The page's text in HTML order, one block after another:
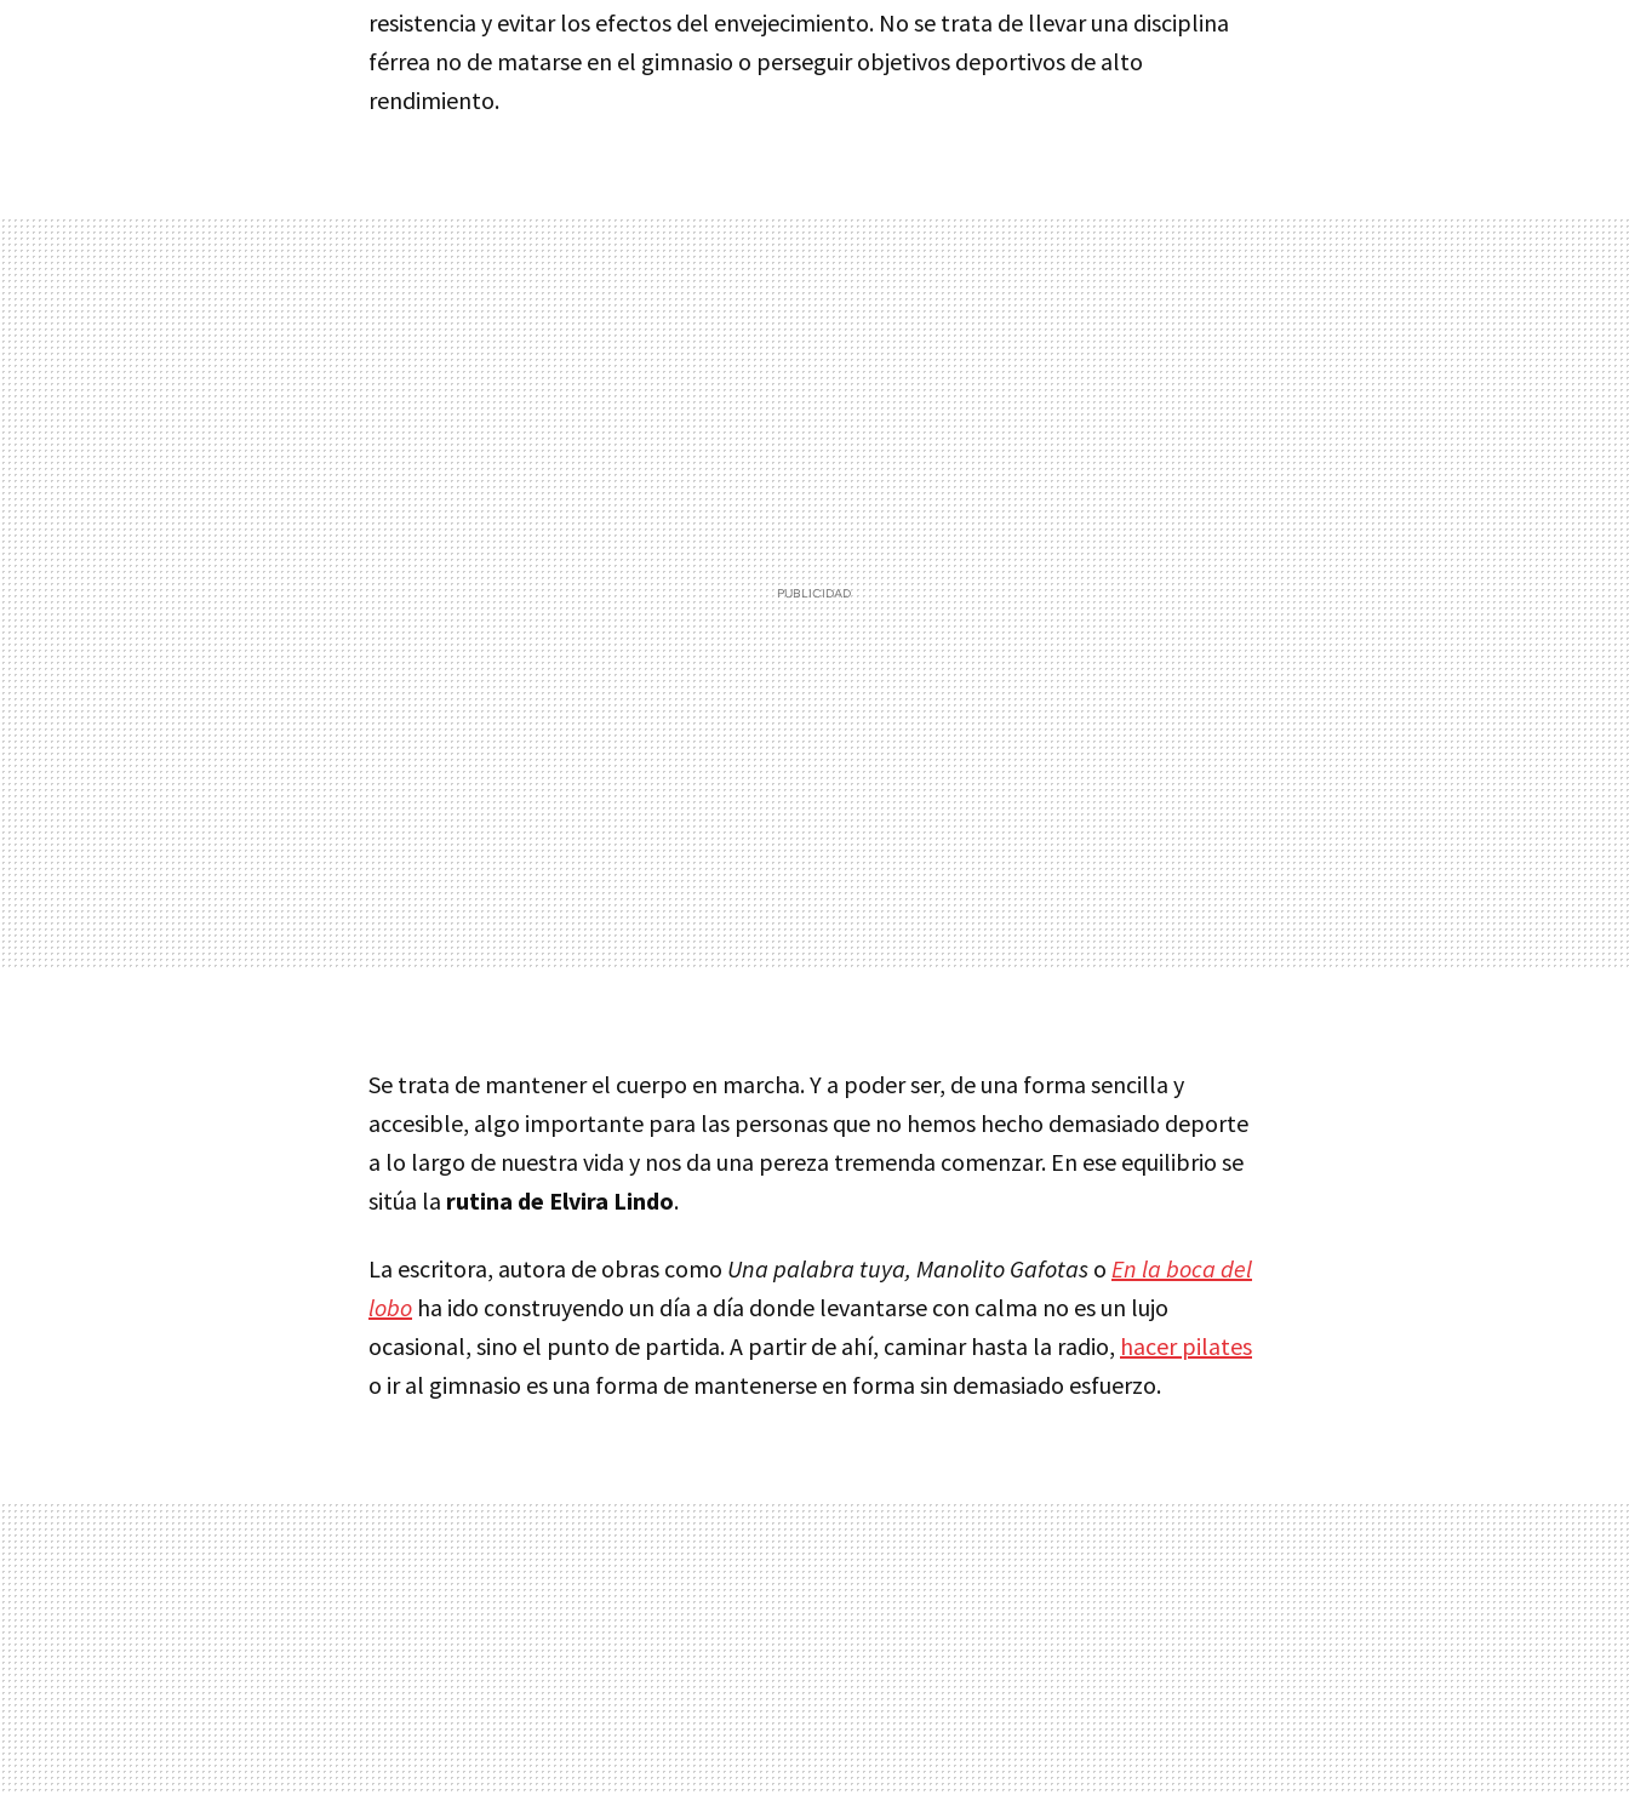
resistencia y evitar los efectos del envejecimiento. No se trata de llevar una disciplina
férrea no de matarse en el gimnasio o perseguir objetivos deportivos de alto
rendimiento.
Se trata de mantener el cuerpo en marcha. Y a poder ser, de una forma sencilla y
accesible, algo importante para las personas que no hemos hecho demasiado deporte
a lo largo de nuestra vida y nos da una pereza tremenda comenzar. En ese equilibrio se
sitúa la rutina de Elvira Lindo.
La escritora, autora de obras como Una palabra tuya, Manolito Gafotas o En la boca del
lobo ha ido construyendo un día a día donde levantarse con calma no es un lujo
ocasional, sino el punto de partida. A partir de ahí, caminar hasta la radio, hacer pilates
o ir al gimnasio es una forma de mantenerse en forma sin demasiado esfuerzo.